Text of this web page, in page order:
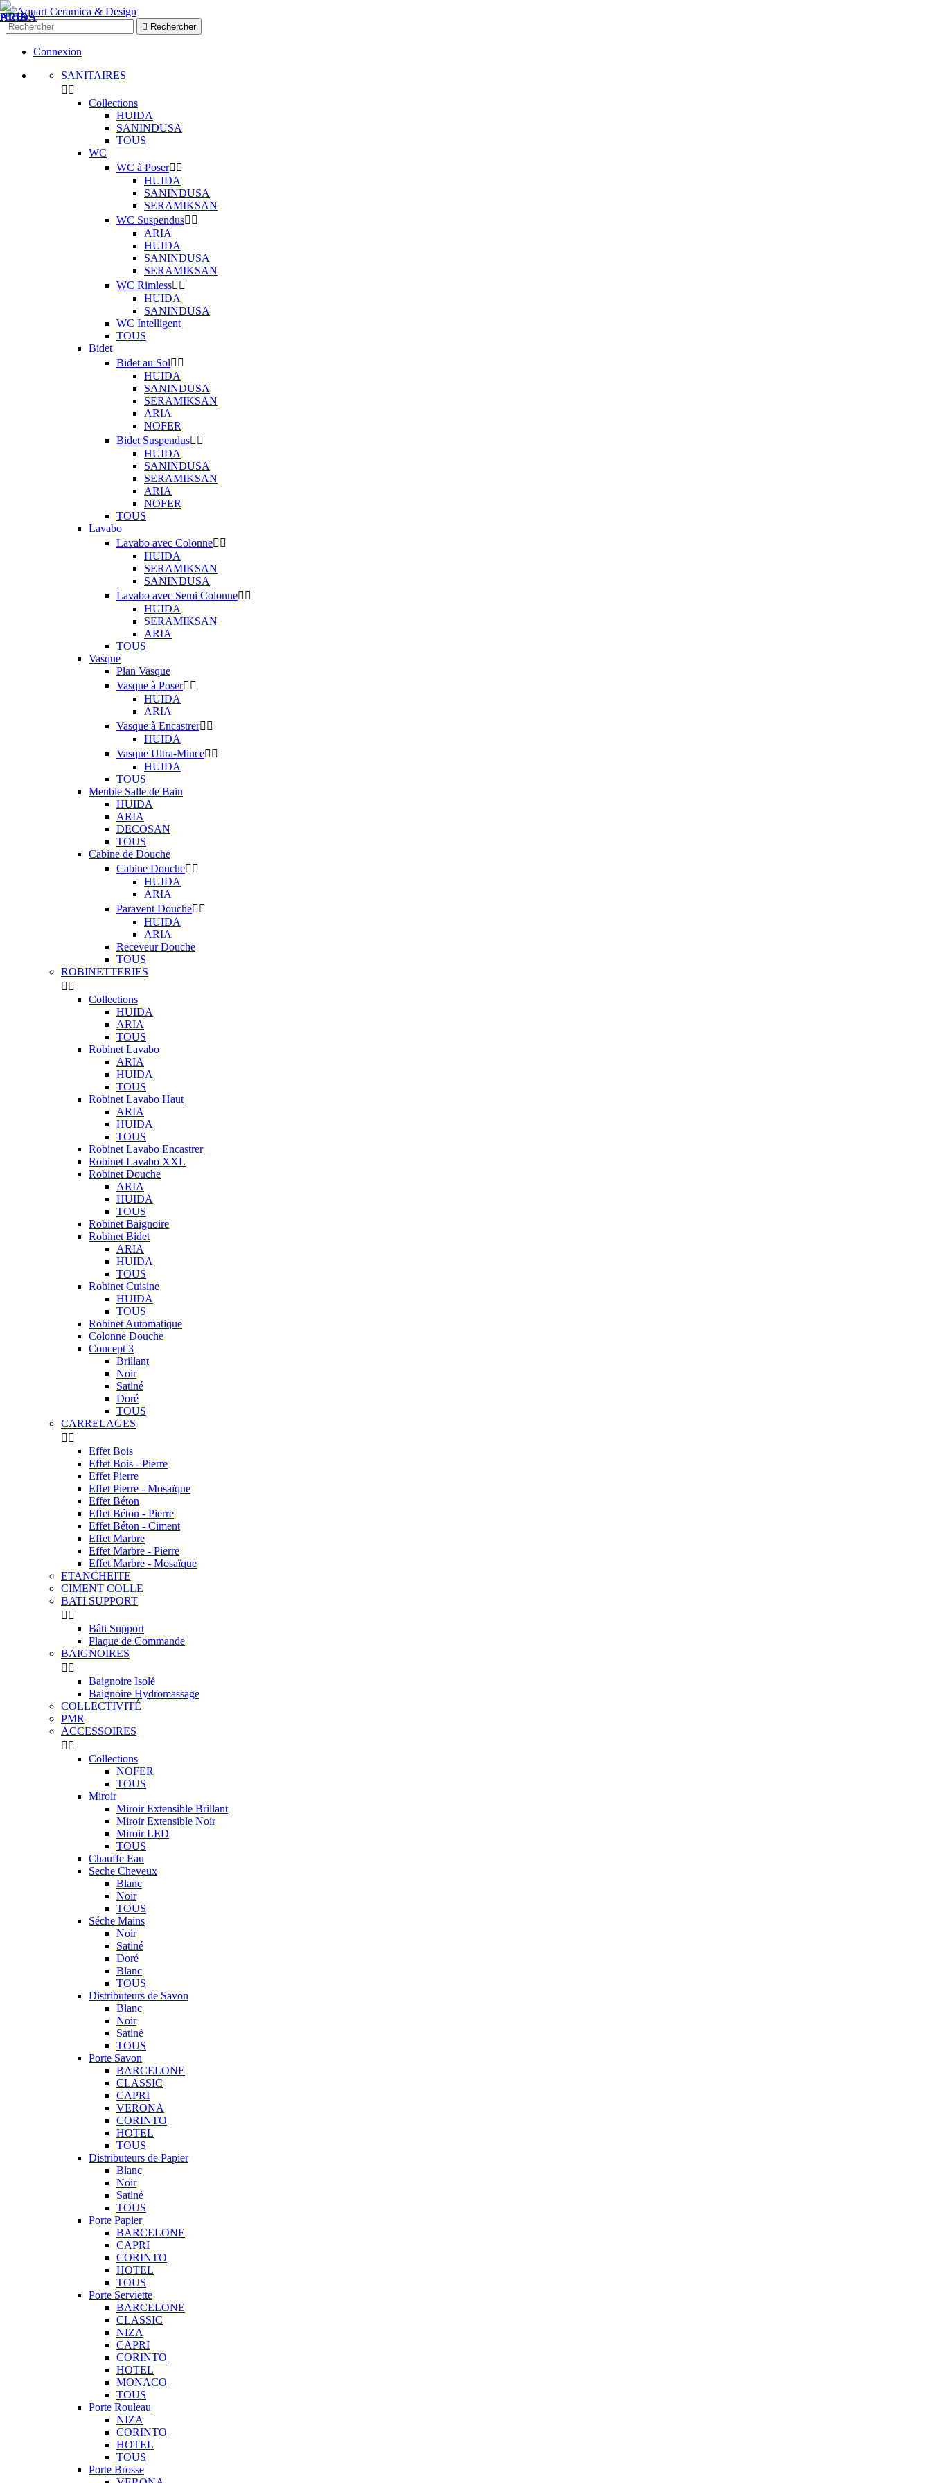
 Rechercher
Connexion
SANITAIRES
 
Collections
HUIDA
SANINDUSA
TOUS
WC
WC à Poser 
HUIDA
SANINDUSA
SERAMIKSAN
WC Suspendus 
ARIA
HUIDA
SANINDUSA
SERAMIKSAN
WC Rimless 
HUIDA
SANINDUSA
WC Intelligent
TOUS
Bidet
Bidet au Sol 
HUIDA
SANINDUSA
SERAMIKSAN
ARIA
NOFER
Bidet Suspendus 
HUIDA
SANINDUSA
SERAMIKSAN
ARIA
NOFER
TOUS
Lavabo
Lavabo avec Colonne 
HUIDA
SERAMIKSAN
SANINDUSA
Lavabo avec Semi Colonne 
HUIDA
SERAMIKSAN
ARIA
TOUS
Vasque
Plan Vasque
Vasque à Poser 
HUIDA
ARIA
Vasque à Encastrer 
HUIDA
Vasque Ultra-Mince 
HUIDA
TOUS
Meuble Salle de Bain
HUIDA
ARIA
DECOSAN
TOUS
Cabine de Douche
Cabine Douche 
HUIDA
ARIA
Paravent Douche 
HUIDA
ARIA
Receveur Douche
TOUS
ROBINETTERIES
 
Collections
HUIDA
ARIA
TOUS
Robinet Lavabo
ARIA
HUIDA
TOUS
Robinet Lavabo Haut
ARIA
HUIDA
TOUS
Robinet Lavabo Encastrer
Robinet Lavabo XXL
Robinet Douche
ARIA
HUIDA
TOUS
Robinet Baignoire
Robinet Bidet
ARIA
HUIDA
TOUS
Robinet Cuisine
HUIDA
TOUS
Robinet Automatique
Colonne Douche
Concept 3
Brillant
Noir
Satiné
Doré
TOUS
CARRELAGES
 
Effet Bois
Effet Bois - Pierre
Effet Pierre
Effet Pierre - Mosaïque
Effet Béton
Effet Béton - Pierre
Effet Béton - Ciment
Effet Marbre
Effet Marbre - Pierre
Effet Marbre - Mosaïque
ETANCHEITE
CIMENT COLLE
BATI SUPPORT
 
Bâti Support
Plaque de Commande
BAIGNOIRES
 
Baignoire Isolé
Baignoire Hydromassage
COLLECTIVITÉ
PMR
ACCESSOIRES
 
Collections
NOFER
TOUS
Miroir
Miroir Extensible Brillant
Miroir Extensible Noir
Miroir LED
TOUS
Chauffe Eau
Seche Cheveux
Blanc
Noir
TOUS
Séche Mains
Noir
Satiné
Doré
Blanc
TOUS
Distributeurs de Savon
Blanc
Noir
Satiné
TOUS
Porte Savon
BARCELONE
CLASSIC
CAPRI
VERONA
CORINTO
HOTEL
TOUS
Distributeurs de Papier
Blanc
Noir
Satiné
TOUS
Porte Papier
BARCELONE
CAPRI
CORINTO
HOTEL
TOUS
Porte Serviette
BARCELONE
CLASSIC
NIZA
CAPRI
CORINTO
HOTEL
MONACO
TOUS
Porte Rouleau
NIZA
CORINTO
HOTEL
TOUS
Porte Brosse